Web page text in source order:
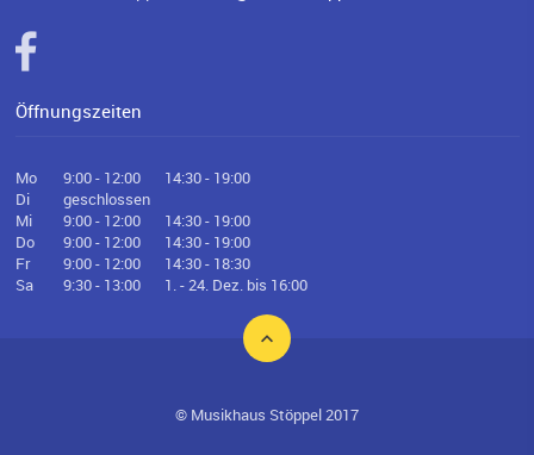
Öffnungszeiten
Mo 9:00 - 12:00
14:30 - 19:00
Di
geschlossen
Mi
9:00 - 12:00
14:30 - 19:00
Do
9:00 - 12:00
14:30 - 19:00
Fr
9:00 - 12:00
14:30 - 18:30
Sa
9:30 - 13:00 1. - 24. Dez. bis 16:00
© Musikhaus Stöppel 2017